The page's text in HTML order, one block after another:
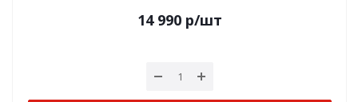
14 990 р/шт